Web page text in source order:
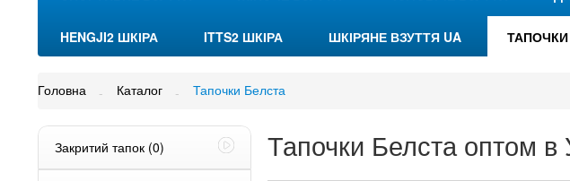
HENGJI2 ШКІРА ITTS2 ШКІРА ШКІРЯНЕ ВЗУТТЯ UA
Головна Каталог Тапочки Белста
Закритий тапок (0) Тапочки Белста оптом в